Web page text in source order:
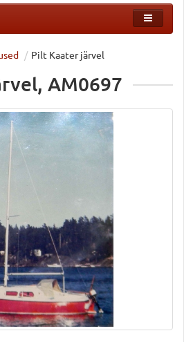
Pilt Kaater järvel
AM0697